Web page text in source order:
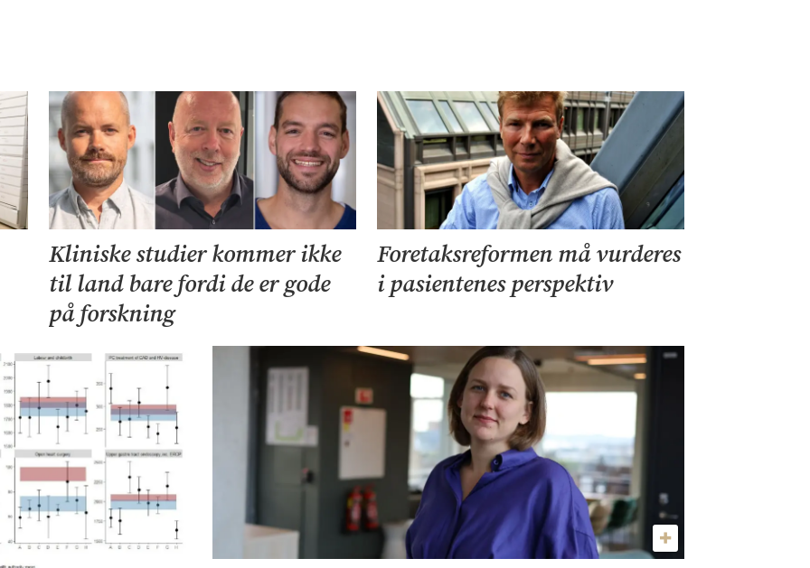
Kliniske studier kommer ikke
til land bare fordi de er gode
på forskning
Foretaksreformen må vurderes
i pasientenes perspektiv